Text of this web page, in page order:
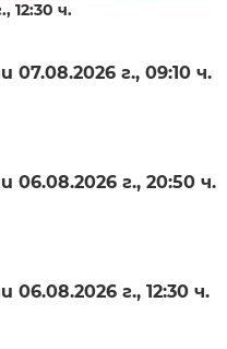
12:30 ч.
г., 09:10 ч.
г., 20:50 ч.
г., 12:30 ч.